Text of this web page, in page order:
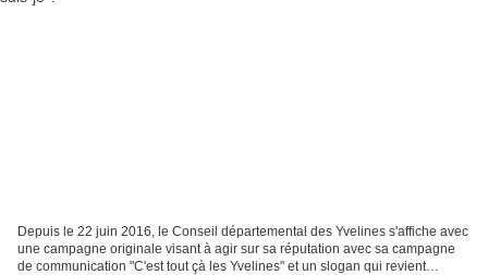
Depuis le 22 juin 2016, le Conseil départemental des Yvelines s'affiche avec
une campagne originale visant à agir sur sa réputation avec sa campagne
de communication "C'est tout çà les Yvelines" et un slogan qui revient